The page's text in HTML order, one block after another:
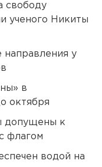
свободу
ученого Никиты
направления у
в
октября
допущены к
флагом
водой на